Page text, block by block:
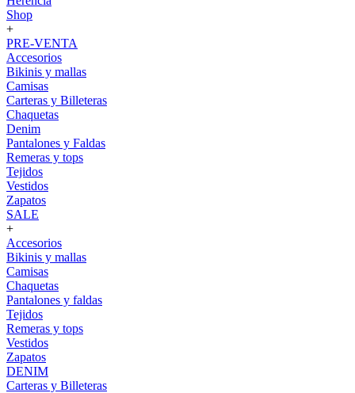
Shop
+
PRE-VENTA
Accesorios
Bikinis y mallas
Camisas
Carteras y Billeteras
Chaquetas
Denim
Pantalones y Faldas
Remeras y tops
Tejidos
Vestidos
Zapatos
SALE
+
Accesorios
Bikinis y mallas
Camisas
Chaquetas
Pantalones y faldas
Tejidos
Remeras y tops
Vestidos
Zapatos
DENIM
Carteras y Billeteras